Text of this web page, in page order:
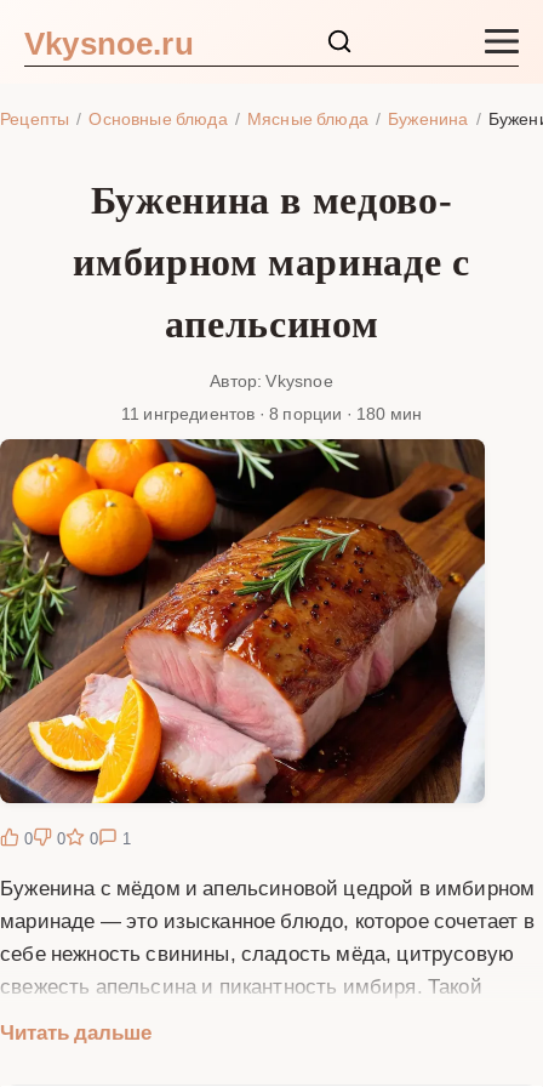
Vkysnoe.ru
Рецепты Основные блюда Мясные блюда Буженина
Буженина в медово-
имбирном маринаде с
апельсином
Автор: Vkysnoe
11 ингредиентов · 8 порции · 180 мин
0 0 0 1
Буженина с мёдом и апельсиновой цедрой в имбирном
маринаде — это изысканное блюдо, которое сочетает в
себе нежность свинины, сладость мёда, цитрусовую
свежесть апельсина и пикантность имбиря. Такой
или особенного ужина в кругу семьи. Буженина
Читать дальше